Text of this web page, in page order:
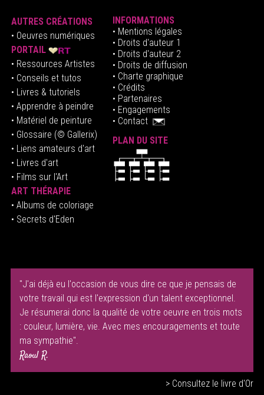
AUTRES CRÉATIONS
• Oeuvres numériques
PORTAIL
• Ressources Artistes
• Conseils et tutos
• Livres & tutoriels
• Apprendre à peindre
• Matériel de peinture
• Glossaire (© Gallerix)
• Liens amateurs d'art
• Livres d'art
• Films sur l'Art
ART THÉRAPIE
• Albums de coloriage
• Secrets d'Eden
INFORMATIONS
• Mentions légales
• Droits d'auteur1
• Droits d'auteur 2
• Droits de diffusion
• Charte graphique
• Crédits
• Partenaires
• Engagements
• Contact
PLAN DU SITE
"J'ai déjà eu l'occasion de vous dire ce que je pensais de
votre travail qui est l'expression d'un talent exceptionnel.
Je résumerai donc la qualité de votre oeuvre en trois mots
: couleur, lumière, vie. Avec mes encouragements et toute
ma sympathie".
Raoul R.
> Consultez le livre d'Or